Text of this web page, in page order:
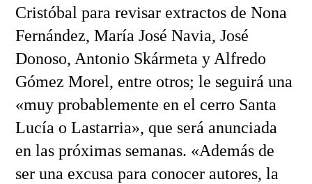
Cristóbal para revisar extractos de Nona
Fernández, María José Navia, José
Donoso, Antonio Skármeta y Alfredo
Gómez Morel, entre otros; le seguirá una
«muy probablemente en el cerro Santa
Lucía o Lastarria», que será anunciada
en las próximas semanas. «Además de
ser una excusa para conocer autores, la